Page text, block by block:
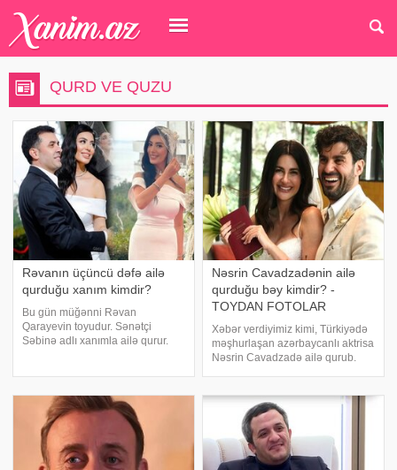
QURD VE QUZU
Rəvanın üçüncü dəfə ailə
qurduğu xanım kimdir?
Bu gün müğənni Rəvan
Qarayevin toyudur. Sənətçi
Səbinə adlı xanımla ailə qurur.
edib. Onların nikahı olub. Qeyd
edək ki
Nəsrin Cavadzadənin ailə
qurduğu bəy kimdir? -
TOYDAN FOTOLAR
Xəbər verdiyimiz kimi, Türkiyədə
məşhurlaşan azərbaycanlı aktrisa
Nəsrin Cavadzadə ailə qurub.
fotoları sosial şəbəkədə paylaşıb.
O, həyat yoldaşı ilə olan şəkillərin